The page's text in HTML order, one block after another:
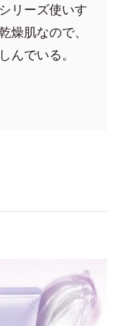
リーズ使いす
燥肌なので、
んでいる。